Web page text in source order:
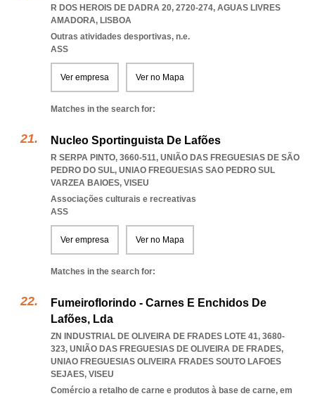
R DOS HEROIS DE DADRA 20, 2720-274, AGUAS LIVRES
AMADORA, LISBOA
Outras atividades desportivas, n.e.
ASS
Ver empresa Ver no Mapa
Matches in the search for:
Nucleo Sportinguista De Lafões
R SERPA PINTO, 3660-511, UNIÃO DAS FREGUESIAS DE SÃO
PEDRO DO SUL, UNIAO FREGUESIAS SAO PEDRO SUL
VARZEA BAIOES, VISEU
Associações culturais e recreativas
ASS
Ver empresa Ver no Mapa
Matches in the search for:
Fumeiroflorindo - Carnes E Enchidos De
Lafões, Lda
ZN INDUSTRIAL DE OLIVEIRA DE FRADES LOTE 41, 3680-
323, UNIÃO DAS FREGUESIAS DE OLIVEIRA DE FRADES,
UNIAO FREGUESIAS OLIVEIRA FRADES SOUTO LAFOES
SEJAES, VISEU
Comércio a retalho de carne e produtos à base de carne, em